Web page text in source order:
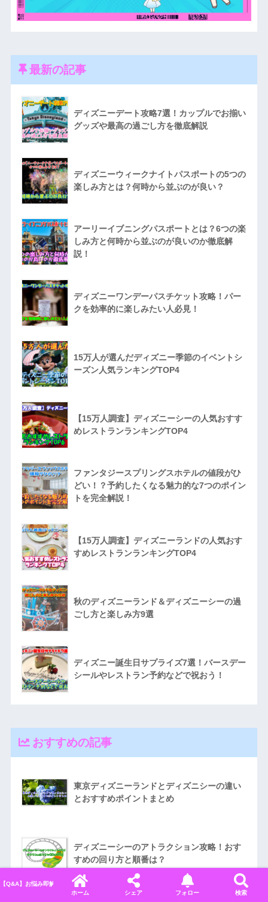
最新の記事
ディズニーデート攻略7選！カップルでお揃い
グッズや最高の過ごし方を徹底解説
ディズニーウィークナイトパスポートの5つの
楽しみ方とは？何時から並ぶのが良い？
アーリーイブニングパスポートとは？6つの楽
しみ方と何時から並ぶのが良いのか徹底解
説！
ディズニーワンデーパスチケット攻略！パー
クを効率的に楽しみたい人必見！
15万人が選んだディズニー季節のイベントシ
ーズン人気ランキングTOP4
【15万人調査】ディズニーシーの人気おすす
めレストランランキングTOP4
ファンタジースプリングスホテルの値段がひ
どい！？予約したくなる魅力的な7つのポイン
トを完全解説！
【15万人調査】ディズニーランドの人気おす
すめレストランランキングTOP4
秋のディズニーランド＆ディズニーシーの過
ごし方と楽しみ方9選
ディズニー誕生日サプライズ7選！バースデー
シールやレストラン予約などで祝おう！
おすすめの記事
東京ディズニーランドとディズニシーの違い
とおすすめポイントまとめ
ディズニーシーのアトラクション攻略！おす
すめの回り方と順番は？
【Q&A】お悩み即解決！ディズニーに関するよくある質問＆回答まとめ
ホーム
シェア フォロー 検索